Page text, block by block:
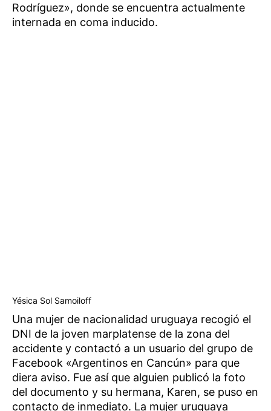
Rodríguez», donde se encuentra actualmente
internada en coma inducido.
Yésica Sol Samoiloff
Una mujer de nacionalidad uruguaya recogió el
DNI de la joven marplatense de la zona del
accidente y contactó a un usuario del grupo de
Facebook «Argentinos en Cancún» para que
diera aviso. Fue así que alguien publicó la foto
del documento y su hermana, Karen, se puso en
contacto de inmediato. La mujer uruguaya